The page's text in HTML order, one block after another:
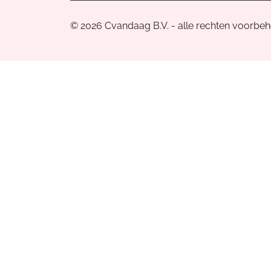
© 2026 Cvandaag B.V. - alle rechten